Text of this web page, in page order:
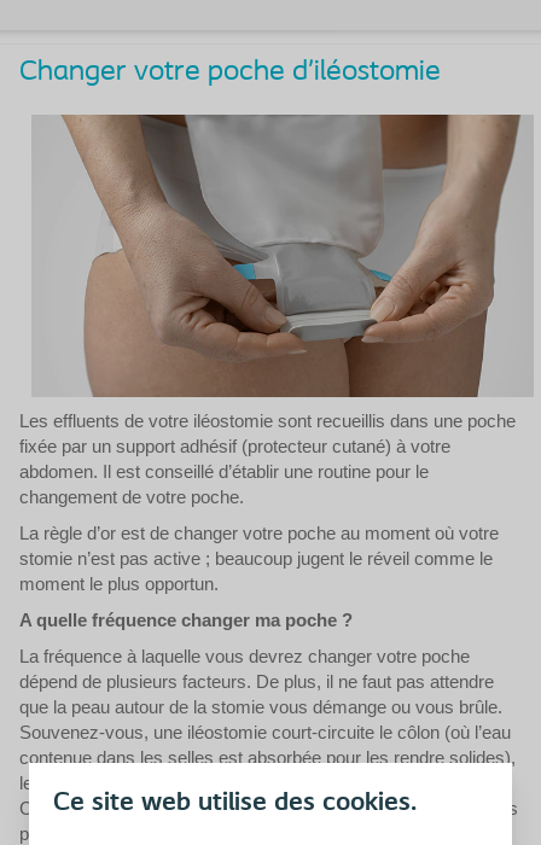
Ce site web utilise des cookies.
Changer votre poche d’iléostomie
Les effluents de votre iléostomie sont recueillis dans une poche
fixée par un support adhésif (protecteur cutané) à votre
abdomen. Il est conseillé d’établir une routine pour le
changement de votre poche.
La règle d’or est de changer votre poche au moment où votre
stomie n’est pas active ; beaucoup jugent le réveil comme le
moment le plus opportun.
A quelle fréquence changer ma poche ?
La fréquence à laquelle vous devrez changer votre poche
dépend de plusieurs facteurs. De plus, il ne faut pas attendre
que la peau autour de la stomie vous démange ou vous brûle.
Souvenez-vous, une iléostomie court-circuite le côlon (où l’eau
contenue dans les selles est absorbée pour les rendre solides),
les effluents arrivant dans votre poche seront donc liquides.
Cela signifie que vous devrez vider votre poche entre 4 et 6 fois
par jour (et une fois la nuit). La plupart des personnes qui